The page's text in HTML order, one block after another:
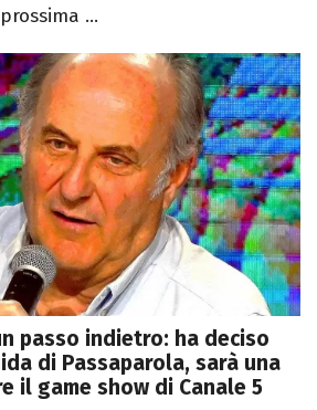
...
passo indietro: ha deciso
di Passaparola, sarà una
il game show di Canale 5